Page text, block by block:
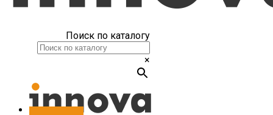
Поиск по каталогу
×